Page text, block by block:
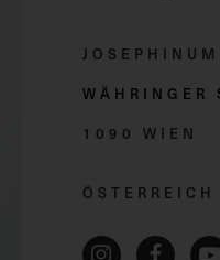
JOSEPHINUM
WÄHRINGER
1090 WIEN
ÖSTERREICH